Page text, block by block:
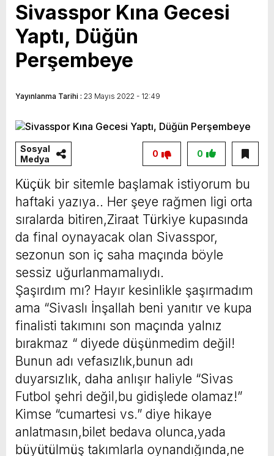
Sivasspor Kına Gecesi
Yaptı, Düğün
Perşembeye
Yayınlanma Tarihi : 23 Mayıs 2022 - 12:49
Sosyal
Medya
0
0
Küçük bir sitemle başlamak istiyorum bu
haftaki yazıya.. Her şeye rağmen ligi orta
sıralarda bitiren,Ziraat Türkiye kupasında
da final oynayacak olan Sivasspor,
sezonun son iç saha maçında böyle
sessiz uğurlanmamalıydı.
Şaşırdım mı? Hayır kesinlikle şaşırmadım
ama “Sivaslı İnşallah beni yanıtır ve kupa
finalisti takımını son maçında yalnız
bırakmaz “ diyede düşünmedim değil!
Bunun adı vefasızlık,bunun adı
duyarsızlık, daha anlışır haliyle “Sivas
Futbol şehri değil,bu gidişlede olamaz!”
Kimse “cumartesi vs.” diye hikaye
anlatmasın,bilet bedava olunca,yada
büyütülmüş takımlarla oynandığında,ne